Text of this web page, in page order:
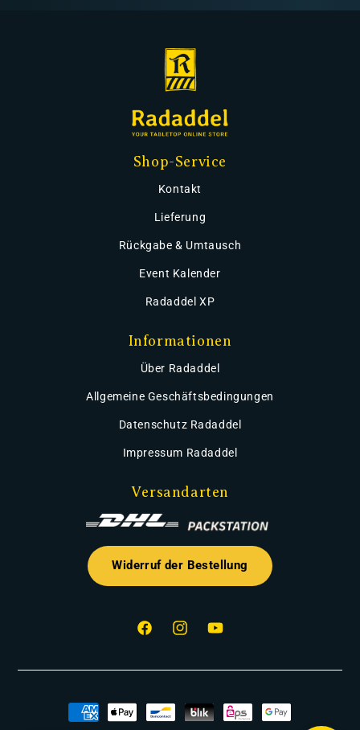
Shop-Service
Kontakt
Lieferung
Rückgabe & Umtausch
Event Kalender
Radaddel XP
Informationen
Über Radaddel
Allgemeine Geschäftsbedingungen
Datenschutz Radaddel
Impressum Radaddel
Versandarten
Widerruf der Bestellung
FacebookInstagramYouTube
Zahlungsmethoden